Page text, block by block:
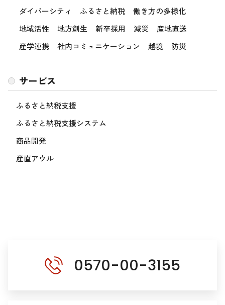
ダイバーシティ
ふるさと納税
働き方の多様化
地域活性
地方創生 新卒採用 減災
産地直送
産学連携
社内コミュニケーション 越境 防災
サービス
ふるさと納税支援
ふるさと納税支援システム
商品開発
産直アウル
0570-00-3155